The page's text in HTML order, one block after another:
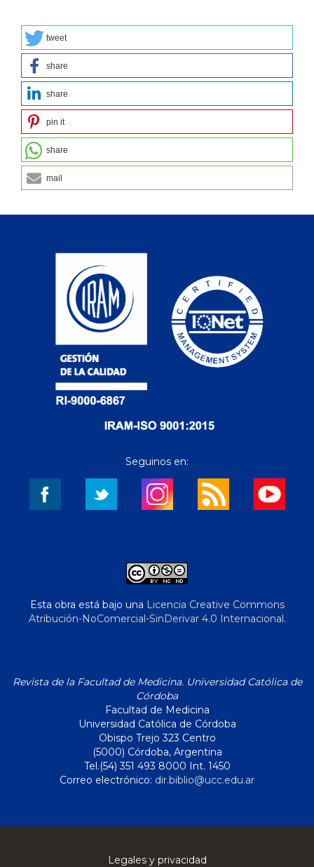
tweet
share
share
pin it
share
mail
Seguinos en:
Esta obra está bajo una Licencia Creative Commons
Atribución-NoComercial-SinDerivar 4.0 Internacional.
Revista de la Facultad de Medicina. Universidad Católica de
Córdoba
Facultad de Medicina
Universidad Católica de Córdoba
Obispo Trejo 323 Centro
(5000) Córdoba, Argentina
Tel.(54) 351 493 8000 Int. 1450
Correo electrónico: dir.biblio@ucc.edu.ar
Legales y privacidad